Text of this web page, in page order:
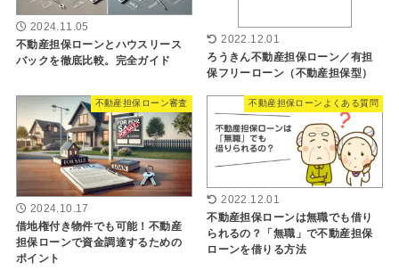
2024.11.05
不動産担保ローンとハウスリース
バックを徹底比較。完全ガイド
2022.12.01
ろうきん不動産担保ローン／有担
保フリーローン（不動産担保型）
不動産担保ローン審査
2024.10.17
借地権付き物件でも可能！不動産
担保ローンで資金調達するための
ポイント
不動産担保ローンよくある質問
2022.12.01
不動産担保ローンは無職でも借り
られるの？「無職」で不動産担保
ローンを借りる方法